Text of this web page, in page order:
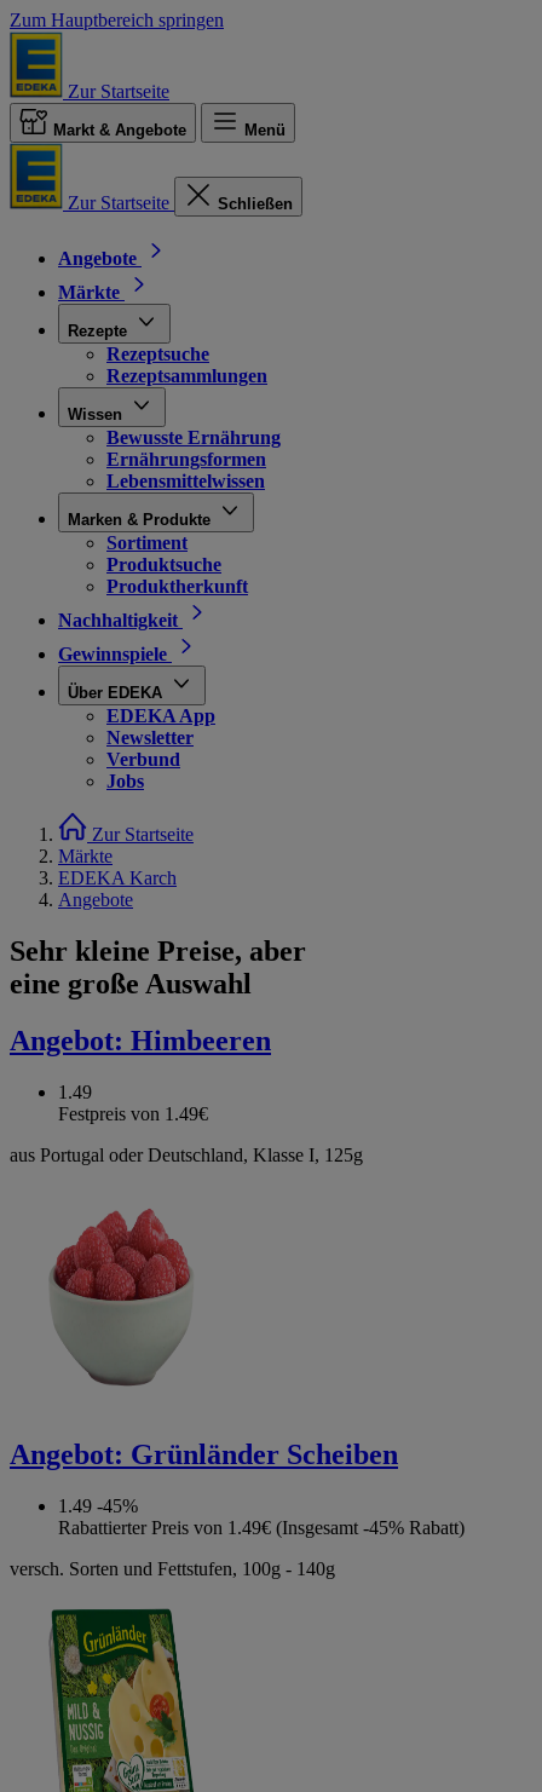
Zum Hauptbereich springen
Zur Startseite
Markt & Angebote Menü
Zur Startseite Schließen
Angebote
Märkte
Rezepte
Rezeptsuche
Rezeptsammlungen
Wissen
Bewusste Ernährung
Ernährungsformen
Lebensmittelwissen
Marken & Produkte
Sortiment
Produktsuche
Produktherkunft
Nachhaltigkeit
Gewinnspiele
Über EDEKA
EDEKA App
Newsletter
Verbund
Jobs
Zur Startseite
Märkte
EDEKA Karch
Angebote
Sehr kleine Preise, aber
eine große Auswahl
Angebot: Himbeeren
1.49
Festpreis von 1.49€
aus Portugal oder Deutschland, Klasse I, 125g
Angebot: Grünländer Scheiben
1.49 -45%
Rabattierter Preis von 1.49€ (Insgesamt -45% Rabatt)
versch. Sorten und Fettstufen, 100g - 140g